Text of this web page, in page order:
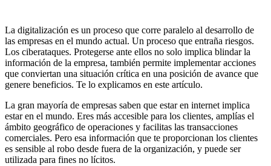
La digitalización es un proceso que corre paralelo al desarrollo de
las empresas en el mundo actual. Un proceso que entraña riesgos.
Los ciberataques. Protegerse ante ellos no solo implica blindar la
información de la empresa, también permite implementar acciones
que conviertan una situación crítica en una posición de avance que
genere beneficios. Te lo explicamos en este artículo.
La gran mayoría de empresas saben que estar en internet implica
estar en el mundo. Eres más accesible para los clientes, amplías el
ámbito geográfico de operaciones y facilitas las transacciones
comerciales. Pero esa información que te proporcionan los clientes
es sensible al robo desde fuera de la organización, y puede ser
utilizada para fines no lícitos.